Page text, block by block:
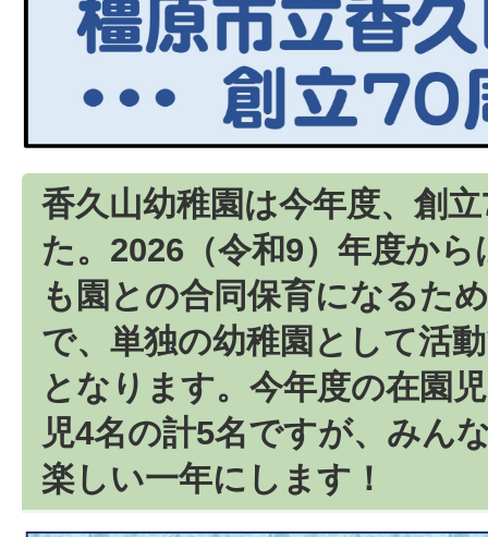
香久山幼稚園は今年度、創
た。2026（令和9）年度か
も園との合同保育になるた
で、単独の幼稚園として活
となります。今年度の在園
児4名の計5名ですが、みん
楽しい一年にします！